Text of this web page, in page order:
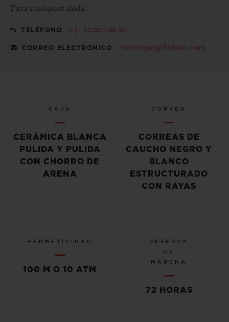
Para cualquier duda:
TELÉFONO +41 22 990 99 80
CORREO ELECTRÓNICO eboutique@hublot.com
CAJA
CERÁMICA BLANCA
PULIDA Y PULIDA
CON CHORRO DE
ARENA
CORREA
CORREAS DE
CAUCHO NEGRO Y
BLANCO
ESTRUCTURADO
CON RAYAS
HERMETICIDAD
100 M O 10 ATM
RESERVA
DE
MARCHA
72 HORAS